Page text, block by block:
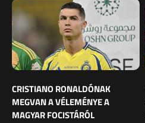
CRISTIANO RONALDÓNAK
MEGVAN A VÉLEMÉNYE A
MAGYAR FOCISTÁRÓL